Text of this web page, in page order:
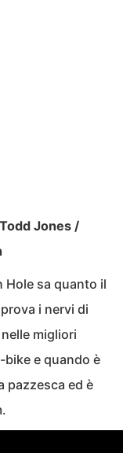
Jones /
Hole sa quanto il
i nervi di
migliori
e quando è
pazzesca ed è